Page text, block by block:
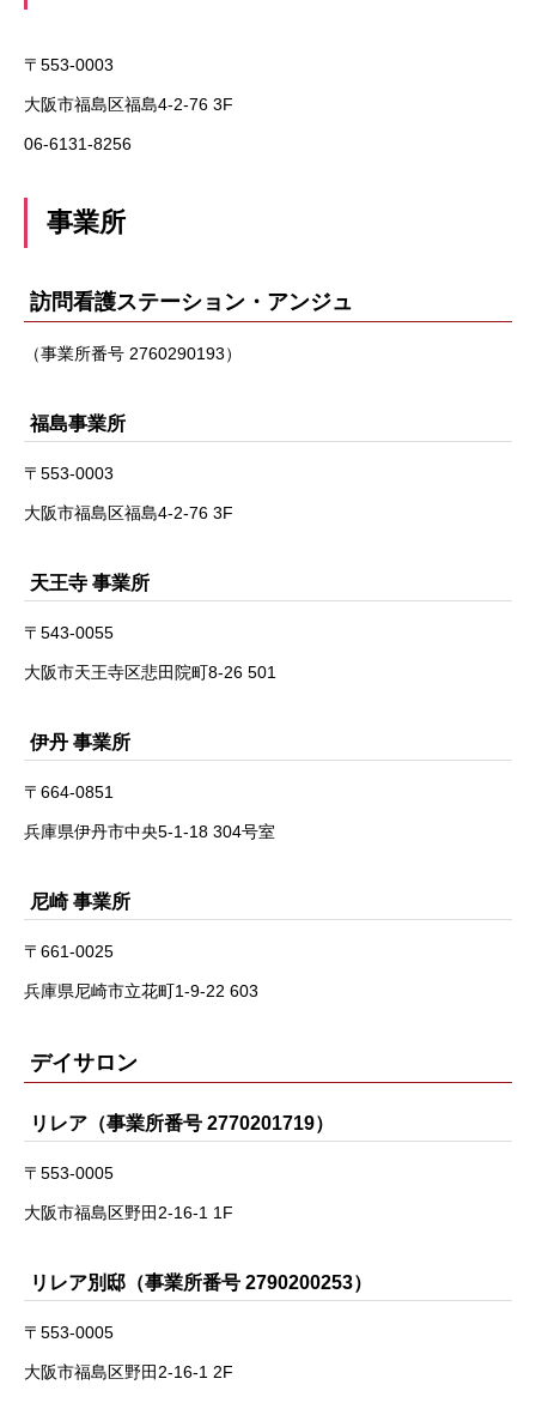
HOME
〒553-0003
大阪市福島区福島4-2-76 3F
06-6131-8256
事業所
訪問看護ステーション・アンジュ
（事業所番号 2760290193）
福島事業所
〒553-0003
大阪市福島区福島4-2-76 3F
天王寺 事業所
〒543-0055
大阪市天王寺区悲田院町8-26 501
伊丹 事業所
〒664-0851
兵庫県伊丹市中央5-1-18 304号室
尼崎 事業所
〒661-0025
兵庫県尼崎市立花町1-9-22 603
デイサロン
リレア（事業所番号 2770201719）
〒553-0005
大阪市福島区野田2-16-1 1F
リレア別邸（事業所番号 2790200253）
〒553-0005
大阪市福島区野田2-16-1 2F